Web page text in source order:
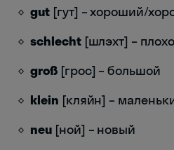
gut[гут] – хороший/
schlecht[шлэхт] –
groß[грос] – большой
klein [кляйн] –
neu[ной] – новый